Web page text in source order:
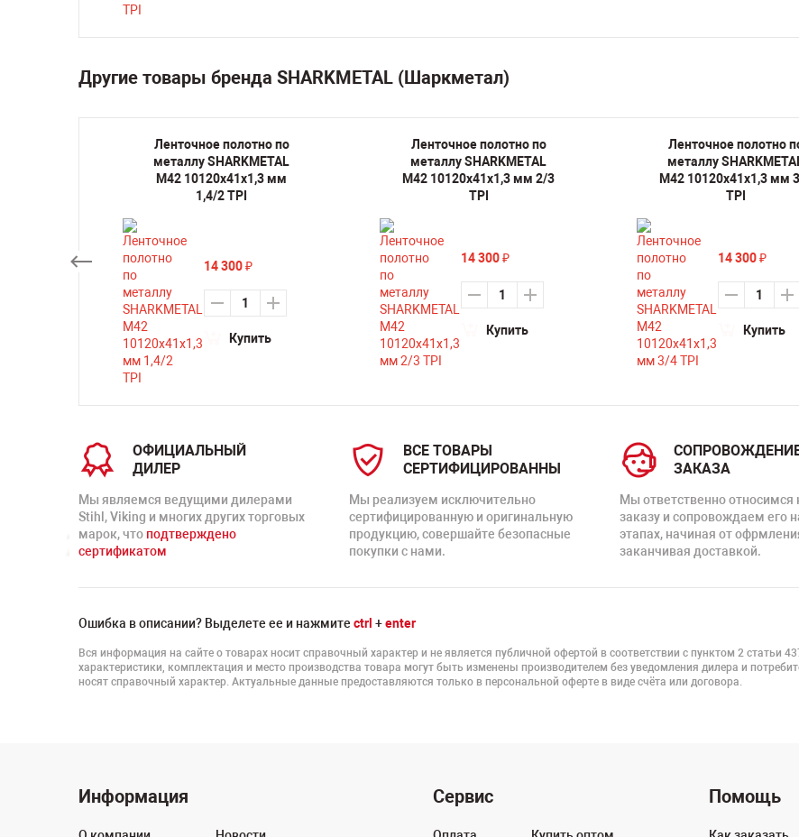
Другие товары бренда SHARKMETAL (Шаркметал)
Ленточное полотно по
металлу SHARKMETAL
M42 10120х41х1,3 мм
1,4/2 TPI
14 300 ₽
Купить
Ленточное полотно по
металлу SHARKMETAL
M42 10120х41х1,3 мм 2/3
TPI
14 300 ₽
Купить
Ленточное полотно
металлу
M42 10120х41х1,3 мм
TPI
14 300 ₽
Купить
ОФИЦИАЛЬНЫЙ
ДИЛЕР
Мы являемся ведущими дилерами
Stihl, Viking и многих других торговых
марок, что подтверждено
сертификатом
ВСЕ ТОВАРЫ
СЕРТИФИЦИРОВАННЫ
Мы реализуем исключительно
сертифицированную и оригинальную
продукцию, совершайте безопасные
покупки с нами.
ЗАКАЗА
Мы ответственно
заказу и сопровождаем его
этапах, начиная от
заканчивая доставкой.
Ошибка в описании? Выделете ее и нажмите ctrl +enter
Вся информация на сайте о товарах носит справочный характер и не является публичной офертой в соответствии с пунктом 2 статьи
характеристики, комплектация и место производства товара могут быть изменены производителем без уведомления дилера и
носят справочный характер. Актуальные данные предоставляются только в персональной оферте в виде счёта или договора.
Информация Сервис Помощь